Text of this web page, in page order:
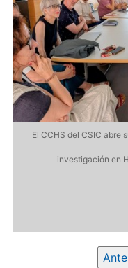
El CCHS del CSIC abre
investigación en